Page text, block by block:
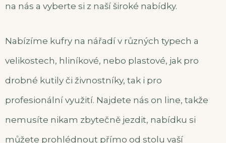
na nás a vyberte si z naší široké nabídky.
Nabízíme kufry na nářadí v různých typech a
velikostech, hliníkové, nebo plastové, jak pro
drobné kutily či živnostníky, tak i pro
profesionální využití. Najdete nás on line, takže
nemusíte nikam zbytečně jezdit, nabídku si
můžete prohlédnout přímo od stolu vaší